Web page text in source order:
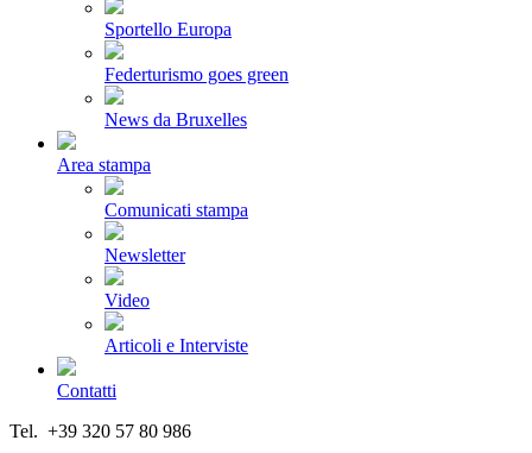
Sportello Europa
Federturismo goes green
News da Bruxelles
Area stampa
Comunicati stampa
Newsletter
Video
Articoli e Interviste
Contatti
Tel. +39 320 57 80 986